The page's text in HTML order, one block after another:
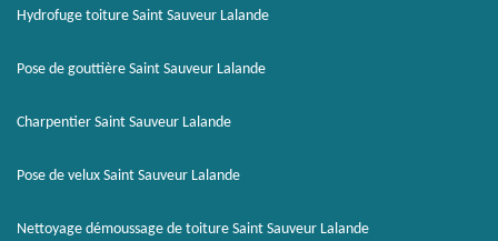
Hydrofuge toiture Saint Sauveur Lalande
Pose de gouttière Saint Sauveur Lalande
Charpentier Saint Sauveur Lalande
Pose de velux Saint Sauveur Lalande
Nettoyage démoussage de toiture Saint Sauveur Lalande